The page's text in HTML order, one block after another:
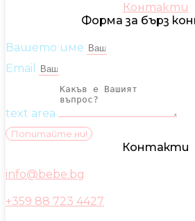
Контакти
Форма за бърз
Вашето име
Email
text area
Попитайте ни!
Контакти
info@bebe.bg
+359 88 723 4427